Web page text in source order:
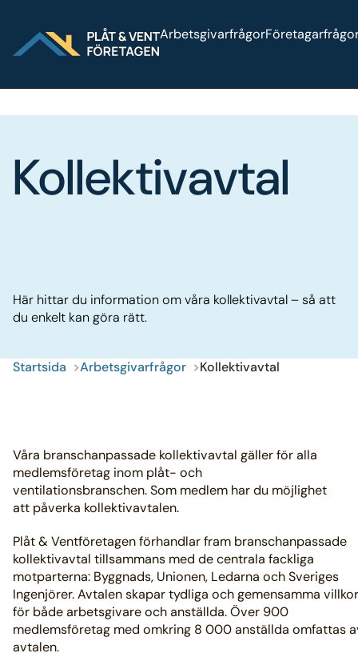
Arbetsgivarfrågor
Kollektivavtal
Här hittar du information om våra kollektivavtal – så att
du enkelt kan göra rätt.
Startsida Arbetsgivarfrågor Kollektivavtal
Våra branschanpassade kollektivavtal gäller för alla
medlemsföretag inom plåt- och
ventilationsbranschen. Som medlem har du möjlighet
att påverka kollektivavtalen.
Plåt & Ventföretagen förhandlar fram branschanpassade
kollektivavtal tillsammans med de centrala fackliga
motparterna: Byggnads, Unionen, Ledarna och Sveriges
Ingenjörer. Avtalen skapar tydliga och gemensamma villkor
för både arbetsgivare och anställda. Över 900
medlemsföretag med omkring 8 000 anställda omfattas
avtalen.